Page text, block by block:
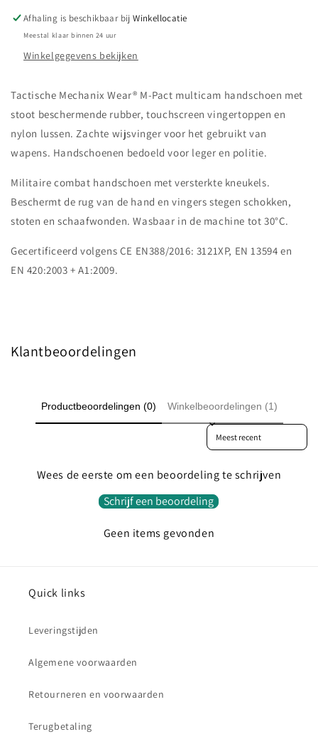
Afhaling is beschikbaar bijWinkellocatie
Meestal klaar binnen 24 uur
Winkelgegevens bekijken
Tactische Mechanix Wear® M-Pact multicam handschoen met
stoot beschermende rubber, touchscreen vingertoppen en
nylon lussen. Zachte wijsvinger voor het gebruikt van
wapens. Handschoenen bedoeld voor leger en politie.
Militaire combat handschoen met versterkte kneukels.
Beschermt de rug van de hand en vingers stegen schokken,
stoten en schaafwonden. Wasbaar in de machine tot 30°C.
Gecertificeerd volgens CE EN388/2016: 3121XP, EN 13594 en
EN 420:2003 + A1:2009.
Klantbeoordelingen
Productbeoordelingen (0) Winkelbeoordelingen (1)
Sort reviews by
Wees de eerste om een beoordeling te schrijven
Schrijf een beoordeling
Geen items gevonden
Quick links
Leveringstijden
Algemene voorwaarden
Retourneren en voorwaarden
Terugbetaling